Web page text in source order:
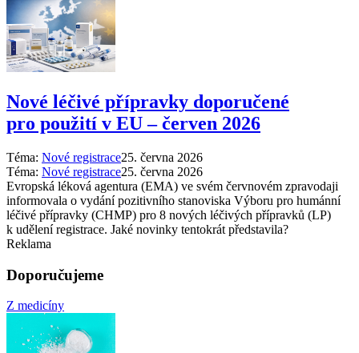
Nové léčivé přípravky doporučené
pro použití v EU –⁠ červen 2026
Téma: Nové registrace25. června 2026
Téma: Nové registrace25. června 2026
Evropská léková agentura (EMA) ve svém červnovém zpravodaji
informovala o vydání pozitivního stanoviska Výboru pro humánní
léčivé přípravky (CHMP) pro 8 nových léčivých přípravků (LP)
k udělení registrace. Jaké novinky tentokrát představila?
Reklama
Doporučujeme
Z medicíny